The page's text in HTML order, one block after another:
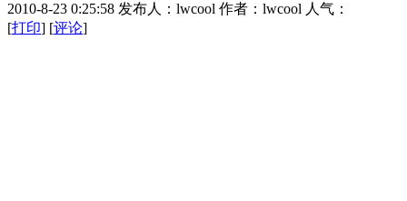
2010-8-23 0:25:58 发布人：lwcool 作者：lwcool 人气：
[打印] [评论]